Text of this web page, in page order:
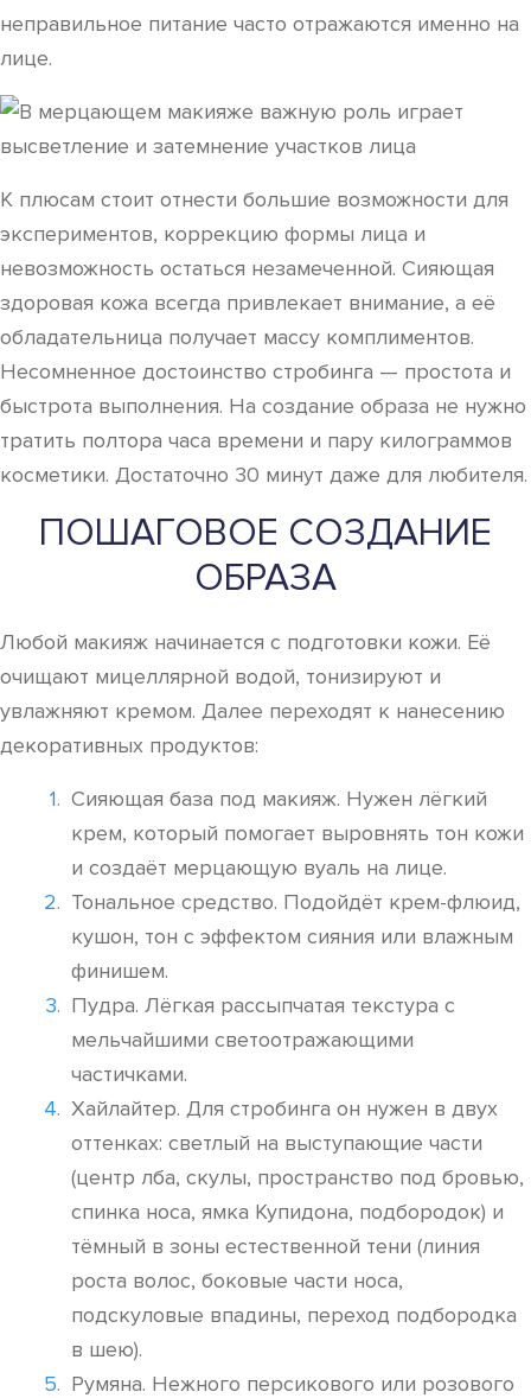
неправильное питание часто отражаются именно на
лице.
К плюсам стоит отнести большие возможности для
экспериментов, коррекцию формы лица и
невозможность остаться незамеченной. Сияющая
здоровая кожа всегда привлекает внимание, а её
обладательница получает массу комплиментов.
Несомненное достоинство стробинга — простота и
быстрота выполнения. На создание образа не нужно
тратить полтора часа времени и пару килограммов
косметики. Достаточно 30 минут даже для любителя.
ПОШАГОВОЕ СОЗДАНИЕ
ОБРАЗА
Любой макияж начинается с подготовки кожи. Её
очищают мицеллярной водой, тонизируют и
увлажняют кремом. Далее переходят к нанесению
декоративных продуктов:
Сияющая база под макияж. Нужен лёгкий
крем, который помогает выровнять тон кожи
и создаёт мерцающую вуаль на лице.
Тональное средство. Подойдёт крем-флюид,
кушон, тон с эффектом сияния или влажным
финишем.
Пудра. Лёгкая рассыпчатая текстура с
мельчайшими светоотражающими
частичками.
Хайлайтер. Для стробинга он нужен в двух
оттенках: светлый на выступающие части
(центр лба, скулы, пространство под бровью,
спинка носа, ямка Купидона, подбородок) и
тёмный в зоны естественной тени (линия
роста волос, боковые части носа,
подскуловые впадины, переход подбородка
в шею).
Румяна. Нежного персикового или розового